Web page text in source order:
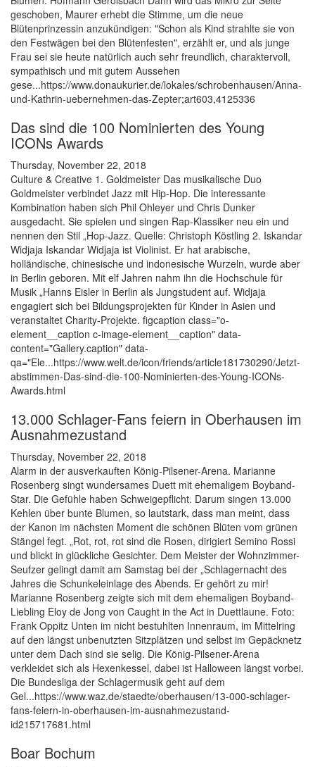
geschoben, Maurer erhebt die Stimme, um die neue
Blütenprinzessin anzukündigen: "Schon als Kind strahlte sie von
den Festwägen bei den Blütenfesten", erzählt er, und als junge
Frau sei sie heute natürlich auch sehr freundlich, charaktervoll,
sympathisch und mit gutem Aussehen
gese...https://www.donaukurier.de/lokales/schrobenhausen/Anna-
und-Kathrin-uebernehmen-das-Zepter;art603,4125336
Das sind die 100 Nominierten des Young
ICONs Awards
Thursday, November 22, 2018
Culture & Creative 1. Goldmeister Das musikalische Duo
Goldmeister verbindet Jazz mit Hip-Hop. Die interessante
Kombination haben sich Phil Ohleyer und Chris Dunker
ausgedacht. Sie spielen und singen Rap-Klassiker neu ein und
nennen den Stil „Hop-Jazz. Quelle: Christoph Köstling 2. Iskandar
Widjaja Iskandar Widjaja ist Violinist. Er hat arabische,
holländische, chinesische und indonesische Wurzeln, wurde aber
in Berlin geboren. Mit elf Jahren nahm ihn die Hochschule für
Musik „Hanns Eisler in Berlin als Jungstudent auf. Widjaja
engagiert sich bei Bildungsprojekten für Kinder in Asien und
veranstaltet Charity-Projekte. figcaption class="o-
element__caption c-image-element__caption" data-
content="Gallery.caption" data-
qa="Ele...https://www.welt.de/icon/friends/article181730290/Jetzt-
abstimmen-Das-sind-die-100-Nominierten-des-Young-ICONs-
Awards.html
13.000 Schlager-Fans feiern in Oberhausen im
Ausnahmezustand
Thursday, November 22, 2018
Alarm in der ausverkauften König-Pilsener-Arena. Marianne
Rosenberg singt wundersames Duett mit ehemaligem Boyband-
Star. Die Gefühle haben Schweigepflicht. Darum singen 13.000
Kehlen über bunte Blumen, so lautstark, dass man meint, dass
der Kanon im nächsten Moment die schönen Blüten vom grünen
Stängel fegt. „Rot, rot, rot sind die Rosen, dirigiert Semino Rossi
und blickt in glückliche Gesichter. Dem Meister der Wohnzimmer-
Seufzer gelingt damit am Samstag bei der „Schlagernacht des
Jahres die Schunkeleinlage des Abends. Er gehört zu mir!
Marianne Rosenberg zeigte sich mit dem ehemaligen Boyband-
Liebling Eloy de Jong von Caught in the Act in Duettlaune. Foto:
Frank Oppitz Unten im nicht bestuhlten Innenraum, im Mittelring
auf den längst unbenutzten Sitzplätzen und selbst im Gepäcknetz
unter dem Dach sind sie selig. Die König-Pilsener-Arena
verkleidet sich als Hexenkessel, dabei ist Halloween längst vorbei.
Die Bundesliga der Schlagermusik geht auf dem
Gel...https://www.waz.de/staedte/oberhausen/13-000-schlager-
fans-feiern-in-oberhausen-im-ausnahmezustand-
id215717681.html
Boar Bochum